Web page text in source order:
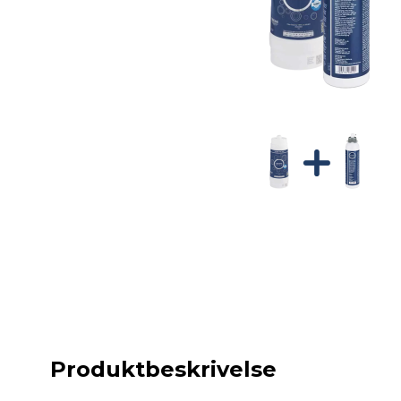
Produktbeskrivelse